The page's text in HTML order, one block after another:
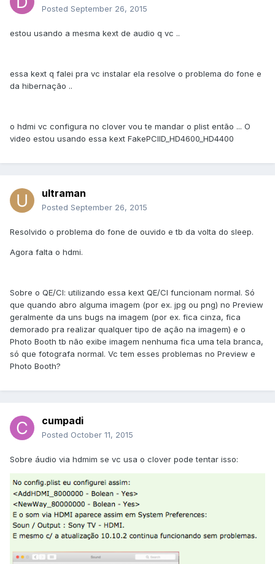
Posted September 26, 2015
estou usando a mesma kext de audio q vc ..
essa kext q falei pra vc instalar ela resolve o problema do fone e
da hibernação ..
o hdmi vc configura no clover vou te mandar o plist então ... O
video estou usando essa kext FakePCIID_HD4600_HD4400
ultraman
Posted September 26, 2015
Resolvido o problema do fone de ouvido e tb da volta do sleep.
Agora falta o hdmi.
Sobre o QE/CI: utilizando essa kext QE/CI funcionam normal. Só
que quando abro alguma imagem (por ex. jpg ou png) no Preview
geralmente da uns bugs na imagem (por ex. fica cinza, fica
demorado pra realizar qualquer tipo de ação na imagem) e o
Photo Booth tb não exibe imagem nenhuma fica uma tela branca,
só que fotografa normal. Vc tem esses problemas no Preview e
Photo Booth?
cumpadi
Posted October 11, 2015
Sobre áudio via hdmim se vc usa o clover pode tentar isso: